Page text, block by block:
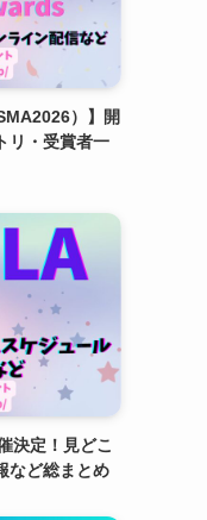
）】開
リ・受賞者一
決定！見どこ
など総まとめ